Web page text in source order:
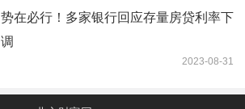
势在必行！多家银行回应存量房贷利率下
调
2023-08-31